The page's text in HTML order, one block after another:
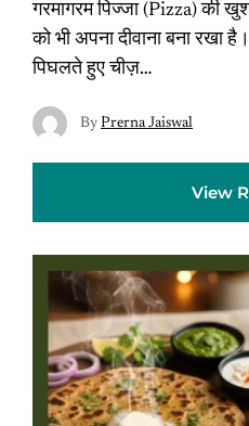
गरमागरम पिज्जा (Pizza) की
को भी अपना दीवाना बना रखा
पिघलते हुए चीज़…
By Prerna Jaiswal
View